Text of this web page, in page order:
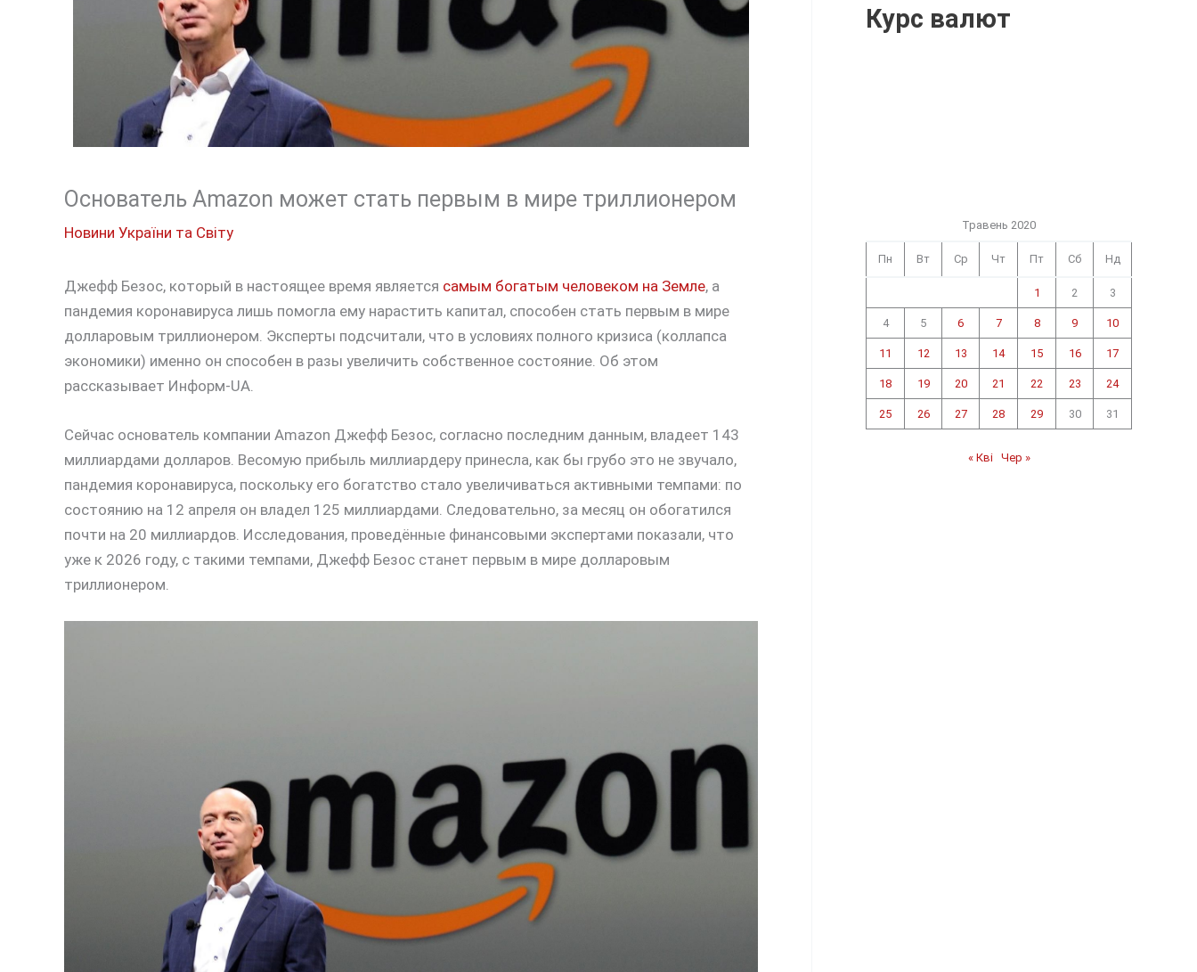
Основатель Amazon может стать первым в мире триллионером
Новини України та Світу
Джефф Безос, который в настоящее время является самым богатым человеком на Земле, а
пандемия коронавируса лишь помогла ему нарастить капитал, способен стать первым в мире
долларовым триллионером. Эксперты подсчитали, что в условиях полного кризиса (коллапса
экономики) именно он способен в разы увеличить собственное состояние. Об этом
рассказывает Информ-UA.
Сейчас основатель компании Amazon Джефф Безос, согласно последним данным, владеет 143
миллиардами долларов. Весомую прибыль миллиардеру принесла, как бы грубо это не звучало,
пандемия коронавируса, поскольку его богатство стало увеличиваться активными темпами: по
состоянию на 12 апреля он владел 125 миллиардами. Следовательно, за месяц он обогатился
почти на 20 миллиардов. Исследования, проведённые финансовыми экспертами показали, что
уже к 2026 году, с такими темпами, Джефф Безос станет первым в мире долларовым
триллионером.
Курс валют
Травень 2020
Пн Вт Ср Чт Пт Сб Нд
1 2 3
4 5 6 7 8 9 10
11 12 13 14 15 16 17
18 19 20 21 22 23 24
25 26 27 28 29 30 31
« Кві Чер »